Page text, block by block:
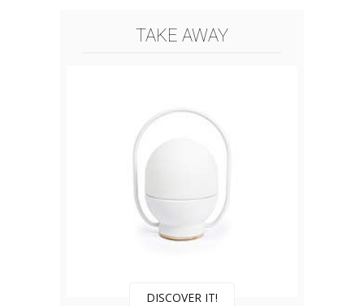
TAKE AWAY
DISCOVER IT!